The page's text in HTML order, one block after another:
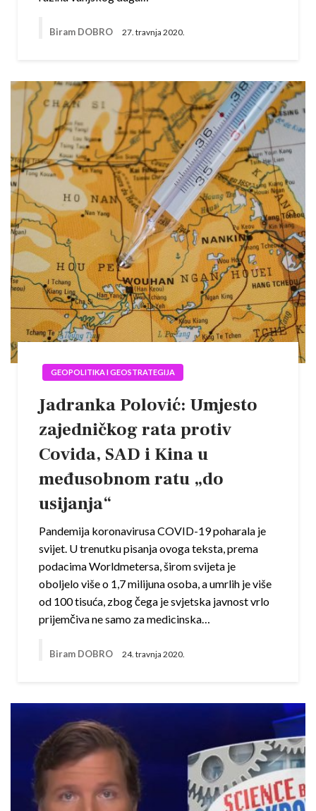
Biram DOBRO 27. travnja 2020.
GEOPOLITIKA I GEOSTRATEGIJA
Jadranka Polović: Umjesto
zajedničkog rata protiv
Covida, SAD i Kina u
međusobnom ratu „do
usijanja“
Pandemija koronavirusa COVID-19 poharala je
svijet. U trenutku pisanja ovoga teksta, prema
podacima Worldmetersa, širom svijeta je
oboljelo više o 1,7 milijuna osoba, a umrlih je više
od 100 tisuća, zbog čega je svjetska javnost vrlo
prijemčiva ne samo za medicinska…
Biram DOBRO 24. travnja 2020.